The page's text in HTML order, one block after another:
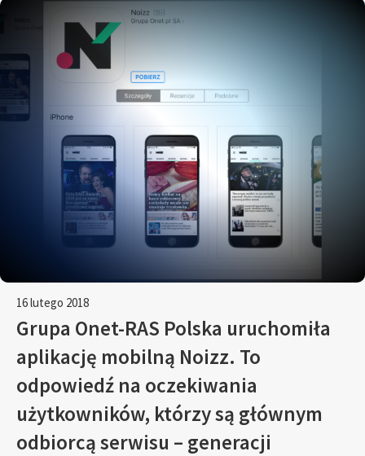
16 lutego 2018
Grupa Onet-RAS Polska uruchomiła
aplikację mobilną Noizz. To
odpowiedź na oczekiwania
użytkowników, którzy są głównym
odbiorcą serwisu – generacji